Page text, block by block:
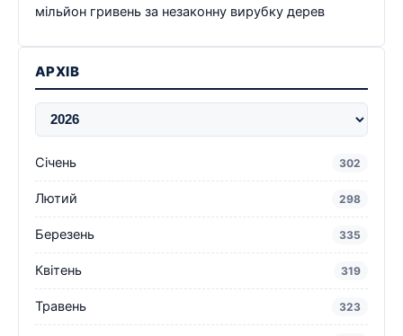
мільйон гривень за незаконну вирубку дерев
АРХІВ
Січень 302
Лютий 298
Березень 335
Квітень 319
Травень 323